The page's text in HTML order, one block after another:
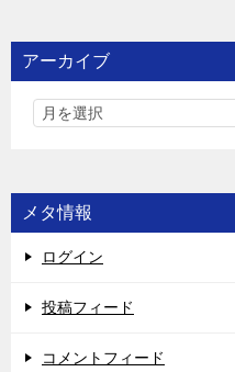
アーカイブ
メタ情報
ログイン
投稿フィード
コメントフィード